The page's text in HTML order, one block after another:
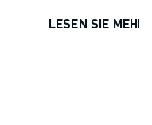
LESEN SIE MEHR